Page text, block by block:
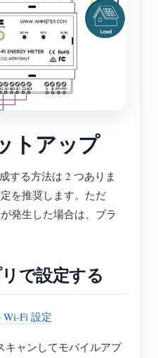
トアップ
する方法は 2 つありま
を推奨します。ただ
発生した場合は、ブラ
で設定する
Fi 設定
キャンしてモバイルアプ